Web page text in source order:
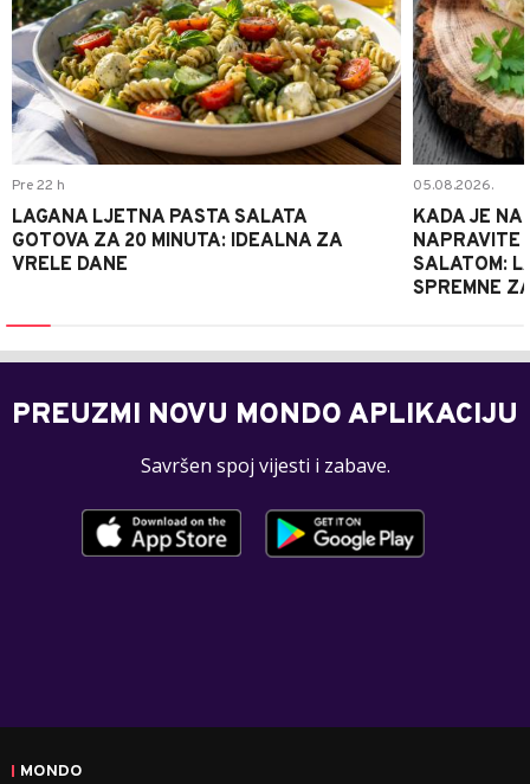
Pre 22 h
LAGANA LJETNA PASTA SALATA
GOTOVA ZA 20 MINUTA: IDEALNA ZA
VRELE DANE
05.08.2026.
KADA JE
NAPRAVITE
SALATOM:
SPREMNE
PREUZMI NOVU MONDO APLIKACIJU
Savršen spoj vijesti i zabave.
MONDO